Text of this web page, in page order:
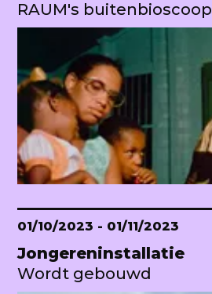
RAUM's buitenbioscoop
01/10/2023 - 01/11/2023
Jongereninstallatie
Wordt gebouwd